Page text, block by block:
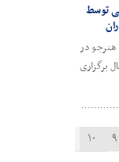
توسط
این دوره با حضور بیش از ۳۰ هنرجو در
مردادماه در حال برگزاری
۹
۱۰